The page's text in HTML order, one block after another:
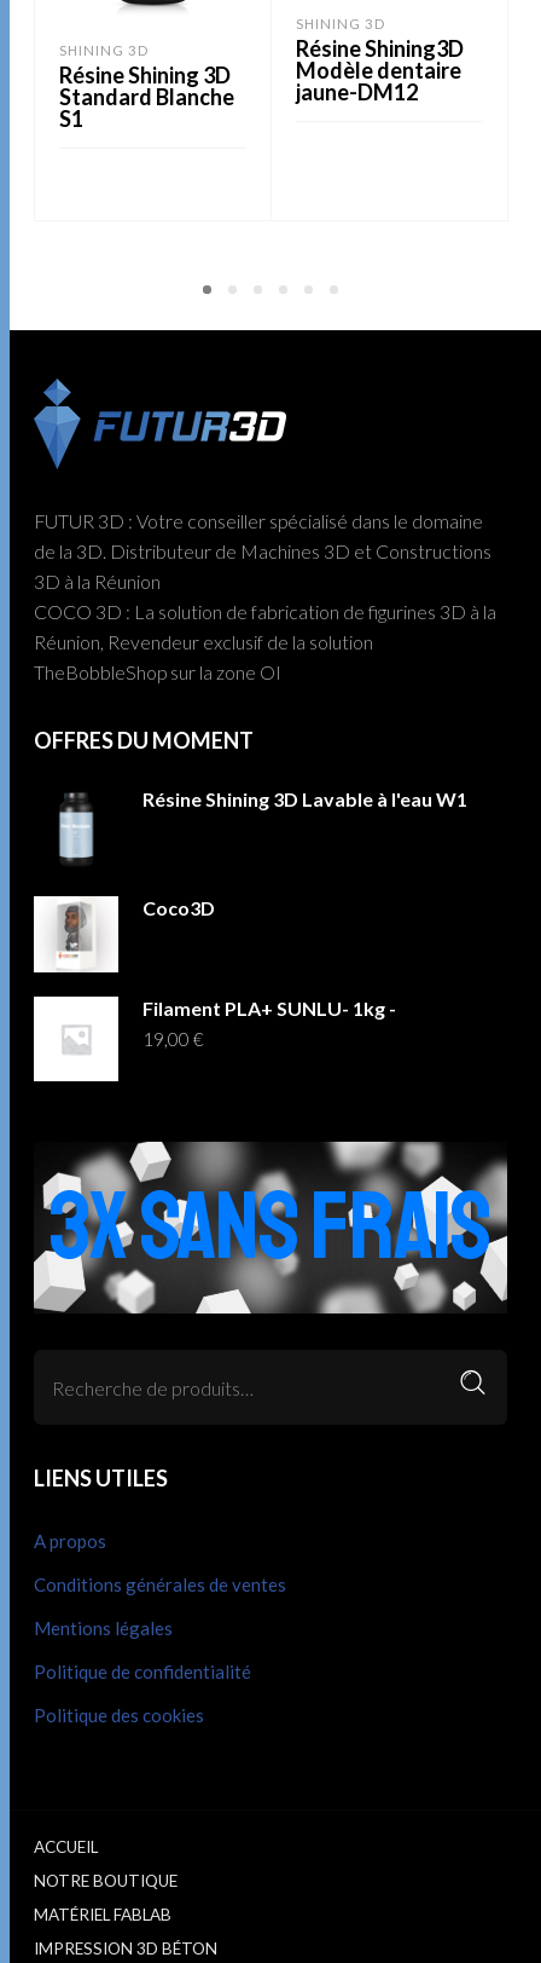
SHINING 3D
Résine Shining 3D
Standard Blanche
S1
SHINING 3D
Résine Shining3D
Modèle dentaire
jaune-DM12
FUTUR 3D : Votre conseiller spécialisé dans le domaine
de la 3D. Distributeur de Machines 3D et Constructions
3D à la Réunion
COCO 3D : La solution de fabrication de figurines 3D à la
Réunion, Revendeur exclusif de la solution
TheBobbleShop sur la zone OI
OFFRES DU MOMENT
Résine Shining 3D Lavable à l'eau W1
Coco3D
Filament PLA+ SUNLU- 1kg -
19,00€
3X SANS FRAIS
LIENS UTILES
A propos
Conditions générales de ventes
Mentions légales
Politique de confidentialité
Politique des cookies
ACCUEIL
NOTRE BOUTIQUE
MATÉRIEL FABLAB
IMPRESSION 3D BÉTON